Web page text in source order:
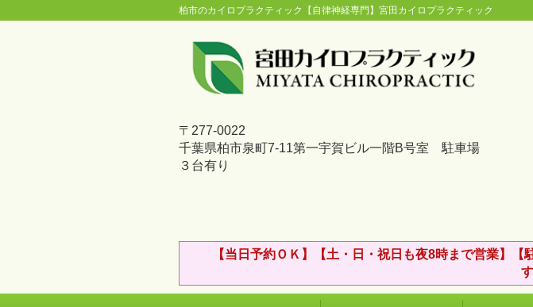
柏市のカイロプラクティック【自律神経専門】宮田カイロプラクティック
〒277-0022
千葉県柏市泉町7-11第一宇賀ビル一階B号室 駐車場
３台有り
【当日予約ＯＫ】【土・日・祝日も夜8時まで営業】
す